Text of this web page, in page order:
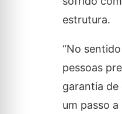
estrutura.
“No
pessoas
garantia de
um passo